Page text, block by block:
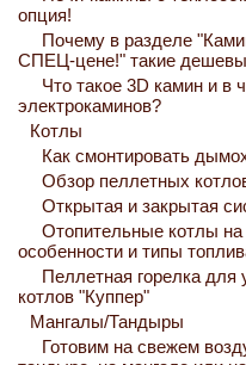
опция!
Почему в разделе
СПЕЦ-цене!" такие
Что такое 3D камин и в
электрокаминов?
Котлы
Как смонтировать
Обзор пеллетных
Открытая и закрытая
Отопительные котлы
особенности и типы
Пеллетная горелка для
котлов "Куппер"
Мангалы/Тандыры
Готовим на свежем